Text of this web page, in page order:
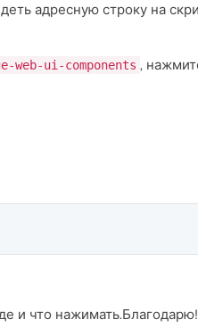
адресную строку на
web-ui-components ,
и что нажимать.Благодарю!